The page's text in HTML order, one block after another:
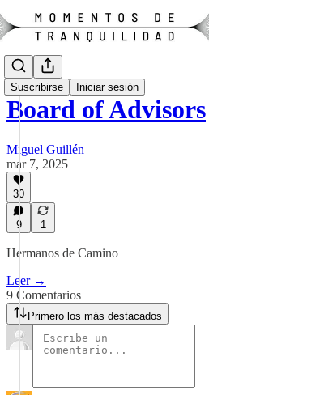
Suscribirse Iniciar sesión
Board of Advisors
Miguel Guillén
mar 7, 2025
30
9 1
Hermanos de Camino
Leer →
9 Comentarios
Primero los más destacados